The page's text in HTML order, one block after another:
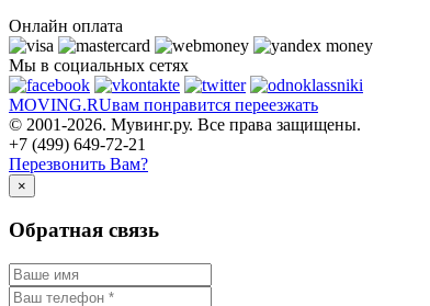
Онлайн оплата
Мы в социальных сетях
MOVING.RUвам понравится переезжать
© 2001-2026. Мувинг.ру. Все права защищены.
+7 (499) 649-72-21
Перезвонить Вам?
×
Обратная связь